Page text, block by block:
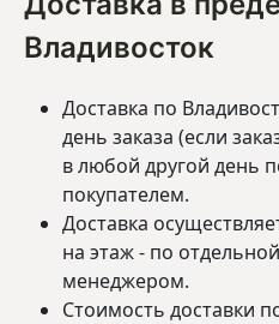
Владивосток
Доставка по
день заказа (если
в любой другой день
покупателем.
Доставка
на этаж - по
менеджером.
Стоимость доставки